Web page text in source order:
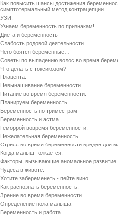
Как повысить шансы достижения
симптотермальный метод контрацепции
УЗИ.
Узнаем беременность по признакам!
Диета и беременность
Слабость родовой деятельности.
Чего боятся беременные…
Советы по выпадению волос во время
Что делать с токсикозом?
Плацента.
Невынашивание беременности.
Питание во время беременности.
Планируем беременность.
Беременность по триместрам
Беременность и астма.
Геморрой вовремя беременности.
Нежелательная беременность.
Стресс во время беременности вреден для
Когда малыш толкается.
Факторы, вызывающие аномальное развитие
Чудеса в животе.
Хотите забеременеть - пейте вино.
Как распознать беременность.
Зрение во время беременности.
Определение пола малыша
Беременность и работа.